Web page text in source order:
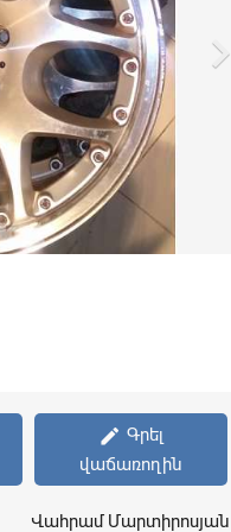

create Գրել
վաճառողին
Վահրամ Մարտիրոսյան